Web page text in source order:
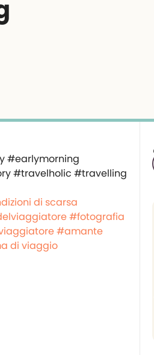
di scarsa
#fotografia
#amante
di viaggio